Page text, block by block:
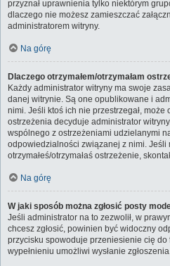
przyznał uprawnienia tylko niektórym
dlaczego nie możesz zamieszczać
administratorem witryny.
Na górę
Dlaczego otrzymałem/otrzymałam
Każdy administrator witryny ma swoje
danej witrynie. Są one opublikowane i
nimi. Jeśli ktoś ich nie przestrzegał,
ostrzeżenia decyduje administrator
wspólnego z ostrzeżeniami udzielanymi
odpowiedzialności związanej z nimi.
otrzymałeś/otrzymałaś ostrzeżenie,
Na górę
W jaki sposób można zgłosić posty
Jeśli administrator na to zezwolił, w
chcesz zgłosić, powinien być widoczny
przycisku spowoduje przeniesienie cię do
wypełnieniu umożliwi wysłanie